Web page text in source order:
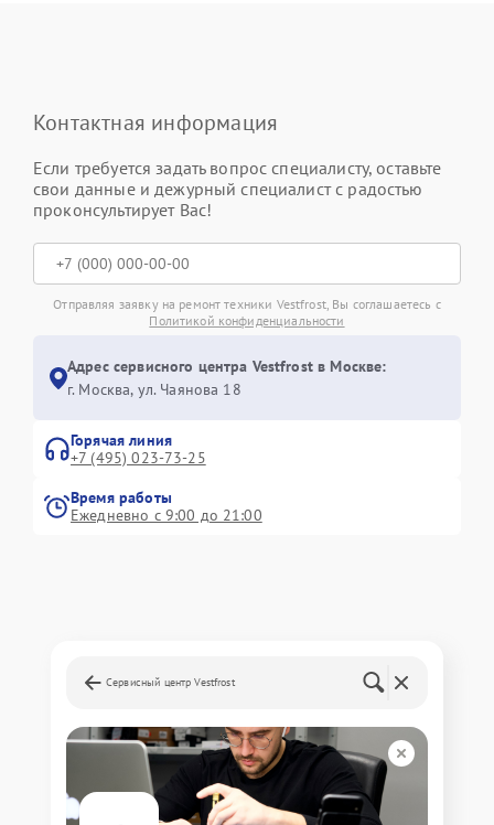
Контактная информация
Если требуется задать вопрос специалисту, оставьте
свои данные и дежурный специалист с радостью
проконсультирует Вас!
Отправляя заявку на ремонт техники Vestfrost, Вы соглашаетесь с
Политикой конфиденциальности
Адрес сервисного центра Vestfrost в Москве:
г. Москва, ул. Чаянова 18
Горячая линия
+7 (495) 023-73-25
Время работы
Ежедневно с 9:00 до 21:00
Сервисный центр Vestfrost